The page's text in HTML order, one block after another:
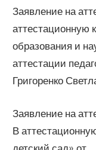
Заявление на
аттестационную
образования и
аттестации
Григоренко
Заявление на
В